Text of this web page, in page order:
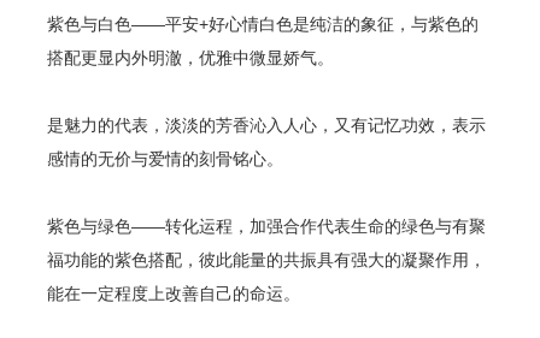
紫色与白色——平安+好心情白色是纯洁的象征，与紫色的
搭配更显内外明澈，优雅中微显娇气。
是魅力的代表，淡淡的芳香沁入人心，又有记忆功效，表示
感情的无价与爱情的刻骨铭心。
紫色与绿色——转化运程，加强合作代表生命的绿色与有聚
福功能的紫色搭配，彼此能量的共振具有强大的凝聚作用，
能在一定程度上改善自己的命运。